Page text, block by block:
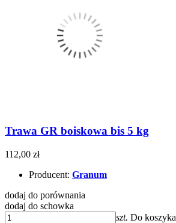
Trawa GR boiskowa bis 5 kg
112,00 zł
Producent: Granum
dodaj do porównania
dodaj do schowka
szt. Do koszyka